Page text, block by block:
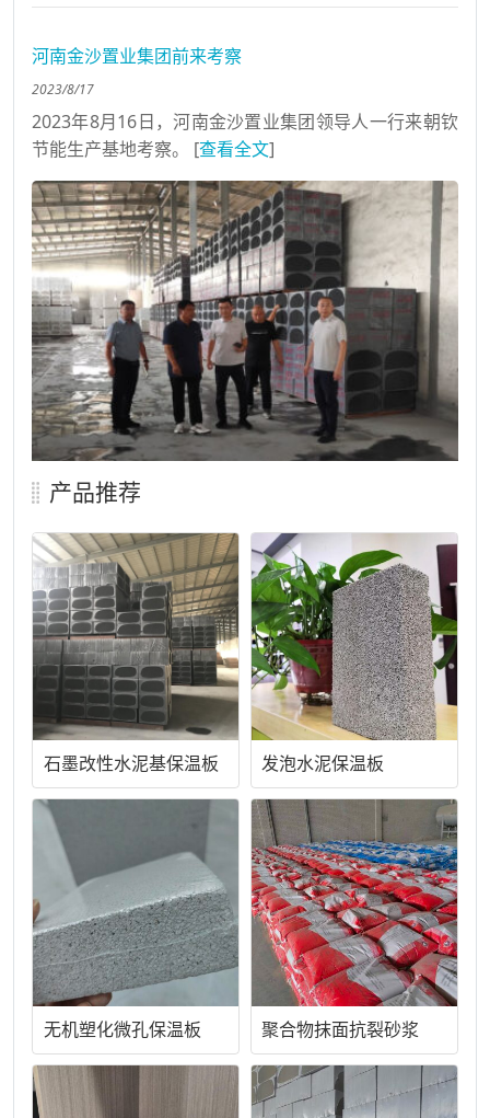
河南金沙置业集团前来考察
2023/8/17
2023年8月16日，河南金沙置业集团领导人一行来朝钦
节能生产基地考察。 [查看全文]
产品推荐
石墨改性水泥基保温板 发泡水泥保温板
无机塑化微孔保温板 聚合物抹面抗裂砂浆